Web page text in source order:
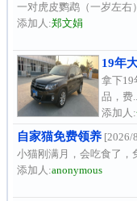
一对虎皮鹦鹉（一岁左右
添加人:郑文娟
19年
拿下19
品，费..
添加人:
自家猫免费领养 [2026/
小猫刚满月，会吃食了，
添加人:anonymous